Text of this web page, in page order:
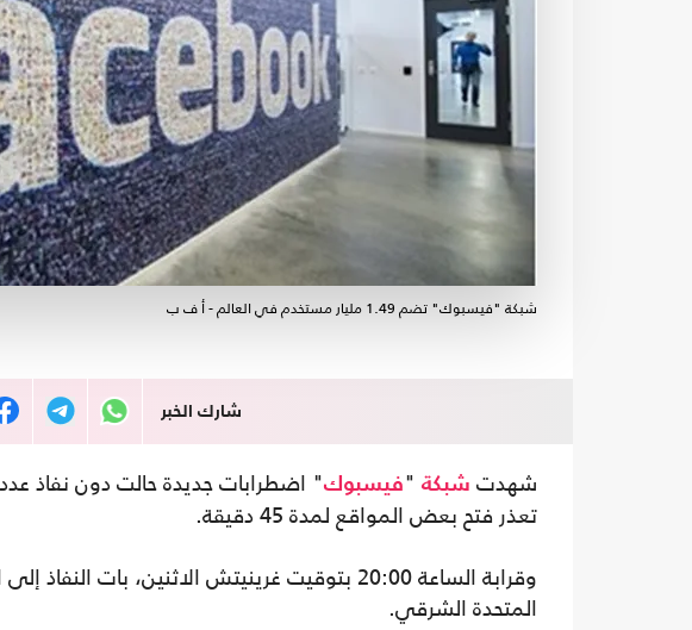
شبكة "فيسبوك" تضم 1.49 مليار مستخدم في العالم - أ ف ب
شارك الخبر
شهدت شبكة "فيسبوك" اضطرابات جديدة حالت دون نفاذ
تعذر فتح بعض المواقع لمدة 45 دقيقة.
وقرابة الساعة 20:00 بتوقيت غرينيتش الاثنين،
المتحدة الشرقي.